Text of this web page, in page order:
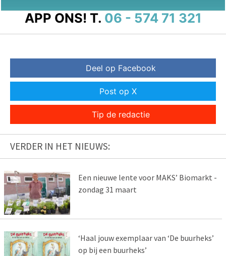
APP ONS! T. 06 - 574 71 321
Deel op Facebook
Post op X
Tip de redactie
VERDER IN HET NIEUWS:
Een nieuwe lente voor MAKS’ Biomarkt -
zondag 31 maart
‘Haal jouw exemplaar van ‘De buurheks’
op bij een buurheks’